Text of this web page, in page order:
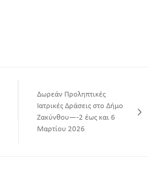
Δωρεάν Προληπτικές
Ιατρικές Δράσεις στο Δήμο
Ζακύνθου—-2 έως και 6
Μαρτίου 2026